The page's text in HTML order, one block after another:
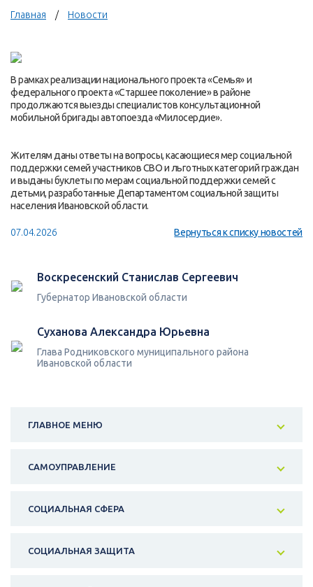
Главная Новости
В рамках реализации национального проекта «Семья» и
федерального проекта «Старшее поколение» в районе
продолжаются выезды специалистов консультационной
мобильной бригады автопоезда «Милосердие».
Жителям даны ответы на вопросы, касающиеся мер социальной
поддержки семей участников СВО и льготных категорий граждан
и выданы буклеты по мерам социальной поддержки семей с
детьми, разработанные Департаментом социальной защиты
населения Ивановской области.
07.04.2026 Вернуться к списку новостей
Воскресенский Станислав Сергеевич
Губернатор Ивановской области
Суханова Александра Юрьевна
Глава Родниковского муниципального района
Ивановской области
ГЛАВНОЕ МЕНЮ
САМОУПРАВЛЕНИЕ
СОЦИАЛЬНАЯ СФЕРА
СОЦИАЛЬНАЯ ЗАЩИТА